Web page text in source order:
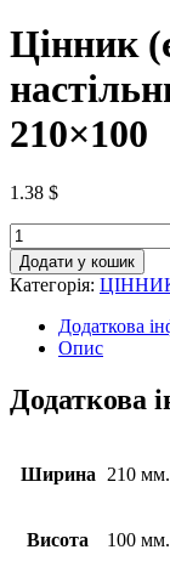
Цінник
210×100
1.38 $
Додати у кошик
Категорія:
Додаткова
Опис
Додаткова
Ширина 210 мм.
Висота 100 мм.